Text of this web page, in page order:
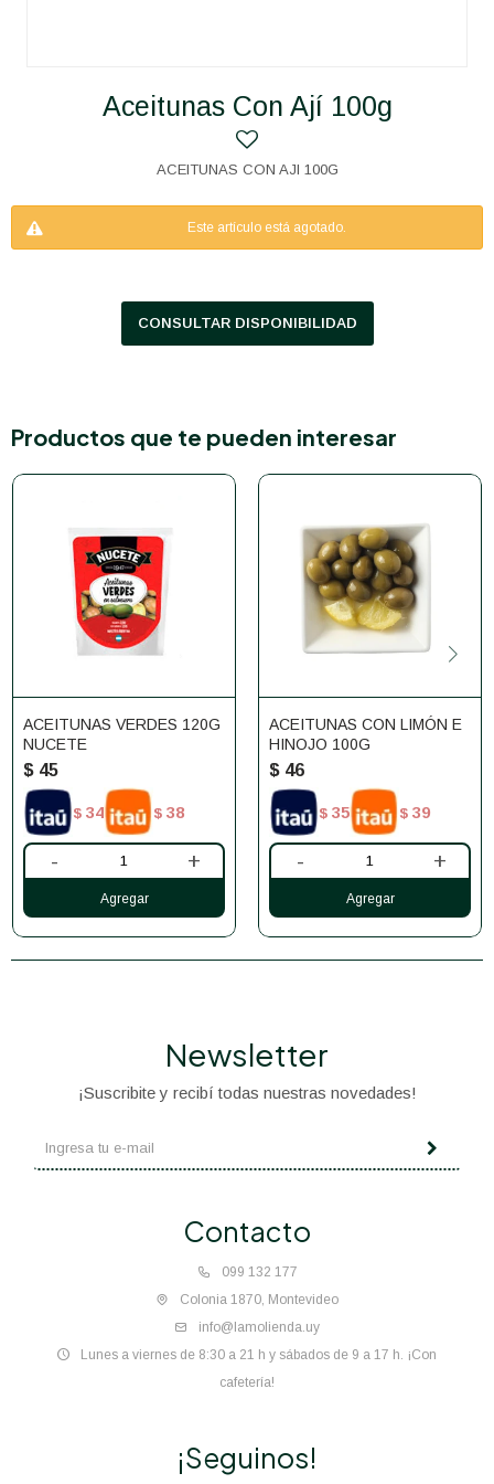
Aceitunas Con Ají 100g
ACEITUNAS CON AJI 100G
Este artículo está agotado.
CONSULTAR DISPONIBILIDAD
Productos que te pueden interesar
ACEITUNAS VERDES 120G
NUCETE
$ 45
$ 34 $ 38
- +
ACEITUNAS CON LIMÓN E
HINOJO 100G
$ 46
$ 35 $ 39
- +
Contacto
099 132 177
Colonia 1870, Montevideo
info@lamolienda.uy
Lunes a viernes de 8:30 a 21 h y sábados de 9 a 17 h. ¡Con
cafetería!
Newsletter
¡Suscribite y recibí todas nuestras novedades!
¡Seguinos!